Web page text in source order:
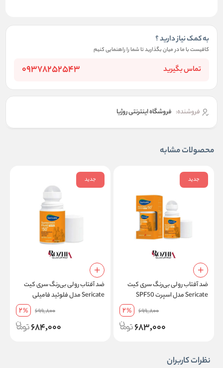
به کمک نیاز دارید ؟
کافیست با ما در میان بگذارید تا شما را راهنمایی کنیم
تماس بگیرید 09378252543
فروشنده: فروشگاه اینترنتی روژیا
محصولات مشابه
جدید
ضد آفتاب رولی بی‌رنگ سری کیت
Sericate مدل اسپرت SPF50
مقاوم در برابر تعریق حجم 50 میل
699,800
2%
683,000
جدید
ضد آفتاب رولی بی‌رنگ سری کیت
Sericate مدل فلوئید فامیلی
SPF50 فاقد چربی مناسب انواع
699,800
2%
684,000
نظرات کاربران